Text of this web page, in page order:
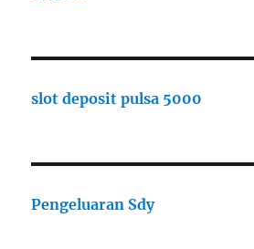
slot deposit pulsa 5000
Pengeluaran Sdy